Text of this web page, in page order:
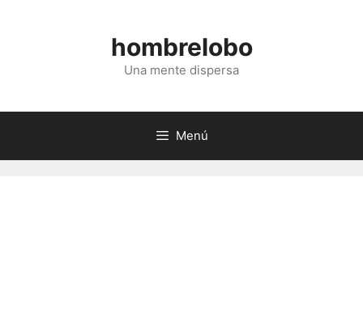
hombrelobo
Una mente dispersa
Menú